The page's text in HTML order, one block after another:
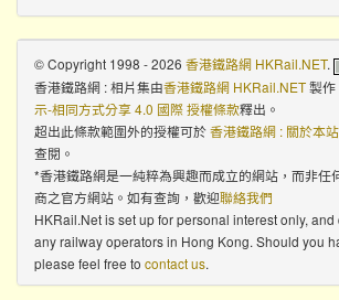
© Copyright 1998 - 2026 香港鐵路網 HKRail.NET.
香港鐵路網 : 相片集由香港鐵路網 HKRail.NET製作
示-相同方式分享 4.0 國際 授權條款釋出。
超出此條款範圍外的授權可於香港鐵路網 : 關於本
查閱。
*香港鐵路網是一純粹為興趣而成立的網站，而非任
商之官方網站。如有查詢，歡迎聯絡我們
HKRail.Net is set up for personal interest only,
any railway operators in Hong Kong. Should you
please feel free to contact us.